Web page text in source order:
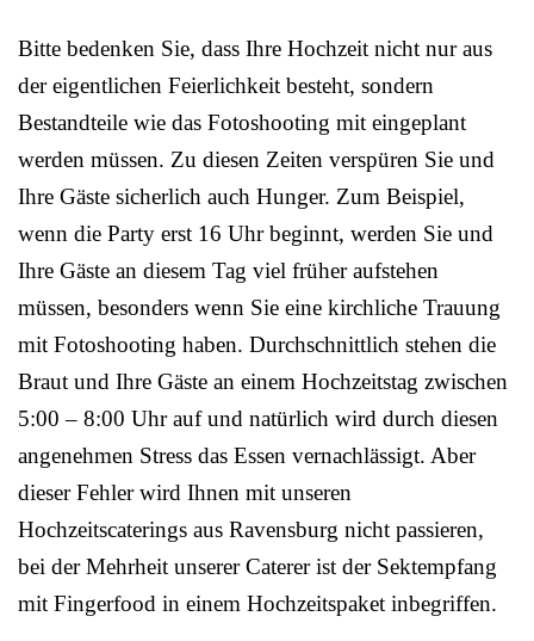
Bitte bedenken Sie, dass Ihre Hochzeit nicht nur aus
der eigentlichen Feierlichkeit besteht, sondern
Bestandteile wie das Fotoshooting mit eingeplant
werden müssen. Zu diesen Zeiten verspüren Sie und
Ihre Gäste sicherlich auch Hunger. Zum Beispiel,
wenn die Party erst 16 Uhr beginnt, werden Sie und
Ihre Gäste an diesem Tag viel früher aufstehen
müssen, besonders wenn Sie eine kirchliche Trauung
mit Fotoshooting haben. Durchschnittlich stehen die
Braut und Ihre Gäste an einem Hochzeitstag zwischen
5:00 – 8:00 Uhr auf und natürlich wird durch diesen
angenehmen Stress das Essen vernachlässigt. Aber
dieser Fehler wird Ihnen mit unseren
Hochzeitscaterings aus Ravensburg nicht passieren,
bei der Mehrheit unserer Caterer ist der Sektempfang
mit Fingerfood in einem Hochzeitspaket inbegriffen.